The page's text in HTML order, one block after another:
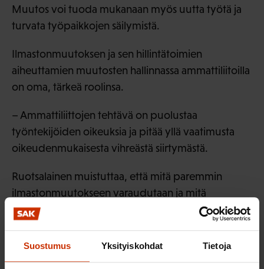
Suostumus Yksityiskohdat Tietoja
Muutos voi tuoda mukanaan myös uutta työtä ja
turvata työpaikkojen säilymistä.
Ilmastonmuutoksen ja sen hillintätoimien
aiheuttamien muutosten hallinnassa ammattiliitoilla
on oma, tärkeä roolinsa.
– Ammattiliittojen tehtävä on puolustaa
työntekijöiden oikeuksia ja pitää yllä vaatimusta
oikeudenmukaisesta vihreästä siirtymästä.
Ruotsalainen muistuttaa, että mitä paremmin
ilmastonmuutokseen varaudutaan ja mitä
tehokkaammin sitä hillitään, sen
halvempia sen vaikutukset ovat.